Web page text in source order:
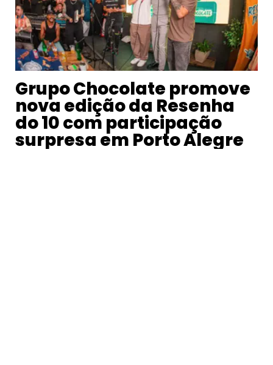
Grupo Chocolate promove
nova edição da Resenha
do 10 com participação
surpresa em Porto Alegre